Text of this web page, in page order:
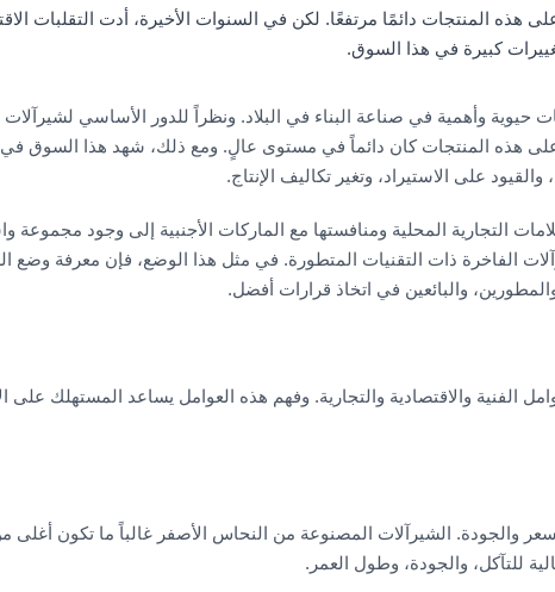
هذه المنتجات دائمًا مرتفعًا. لكن في السنوات الأخيرة، أدت التقلبات
كبيرة في هذا السوق.
حيوية وأهمية في صناعة البناء في البلاد. ونظراً للدور الأساسي
على هذه المنتجات كان دائماً في مستوى عالٍ. ومع ذلك، شهد هذا السوق
على الاستيراد، وتغير تكاليف الإنتاج.
التجارية المحلية ومنافستها مع الماركات الأجنبية إلى وجود
الفاخرة ذات التقنيات المتطورة. في مثل هذا الوضع، فإن معرفة وضع
والبائعين في اتخاذ قرارات أفضل.
الفنية والاقتصادية والتجارية. وفهم هذه العوامل يساعد المستهلك على
والجودة. الشیرآلات المصنوعة من النحاس الأصفر غالباً ما تكون
للتآكل، والجودة، وطول العمر.